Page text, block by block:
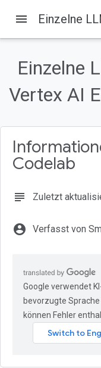
1. Übersicht
Lerninhalte
Verweise
2. Projekt einrichten
menu
Einzelne
Vertex AI
Codelab
subject Zuletzt
account_circle Verfasst von
Google verwendet
bevorzugte
können Fehler